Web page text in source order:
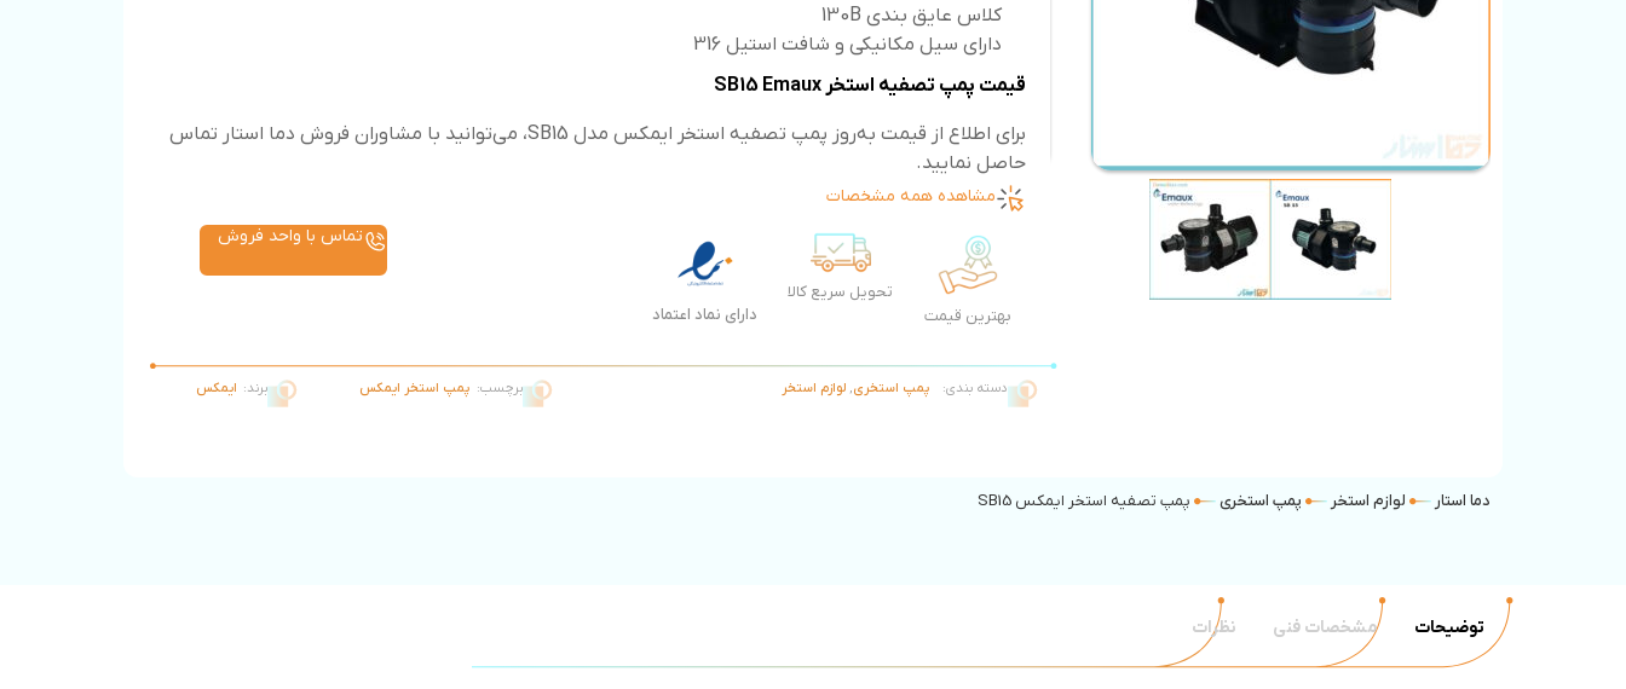
کلاس عایق بندی 130B
دارای سیل مکانیکی و شافت استیل 316
قیمت پمپ تصفیه استخر SB15 Emaux
برای اطلاع از قیمت به‌روز پمپ تصفیه استخر ایمکس مدل SB15، می‌توانید با مشاوران فروش دما استار تماس
حاصل نمایید.
مشاهده همه مشخصات
بهترین قیمت
تحویل سریع کالا
دارای نماد اعتماد
تماس با واحد فروش
دسته بندی: پمپ استخری, لوازم استخر برچسب: پمپ استخر ایمکس برند: ایمکس
دما استار لوازم استخر پمپ استخری پمپ تصفیه استخر ایمکس SB15
توضیحات مشخصات فنی نظرات